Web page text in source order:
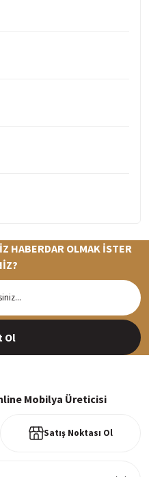
kargoya verilir
HABERDAR OLMAK İSTER
Ol
Mobilya Üreticisi
Satış Noktası Ol